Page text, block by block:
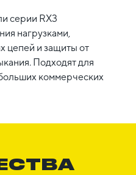
серии RX3
нагрузками,
цепей и защиты от
Подходят для
коммерческих